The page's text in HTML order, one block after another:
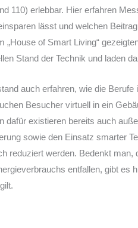
110) erlebbar. Hier erfahren
lässt und welchen
of Smart Living“
Stand der Technik und laden
auch erfahren, wie die
Besucher virtuell in ein
dafür existieren bereits auch
sowie den Einsatz smarter
reduziert werden. Bedenkt man,
entfallen, gibt es